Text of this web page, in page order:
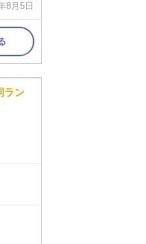
8月5日
ラン